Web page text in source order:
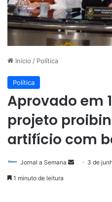
Início / Política
Política
Aprovado em
projeto
artifício com
Jornal a Semana
Mande3 de
1 minuto de leitura